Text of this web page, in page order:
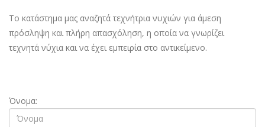
Το κατάστημα μας αναζητά τεχνήτρια νυχιών για άμεση
πρόσληψη και πλήρη απασχόληση, η οποία να γνωρίζει
τεχνητά νύχια και να έχει εμπειρία στο αντικείμενο.
Όνομα: